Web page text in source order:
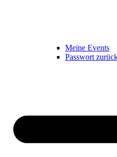
Meine Events
Passwort